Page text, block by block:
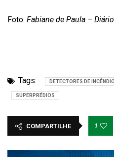
Foto: Fabiane de Paula –
Tags: DETECTORES DE
SUPERPRÉDIOS
COMPARTILHE 1